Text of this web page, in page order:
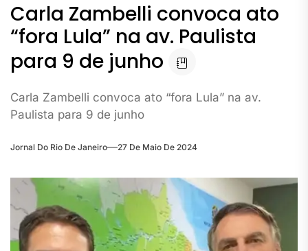
Carla Zambelli convoca ato
“fora Lula” na av. Paulista
para 9 de junho
Carla Zambelli convoca ato “fora Lula” na av.
Paulista para 9 de junho
Jornal Do Rio De Janeiro 27 De Maio De 2024